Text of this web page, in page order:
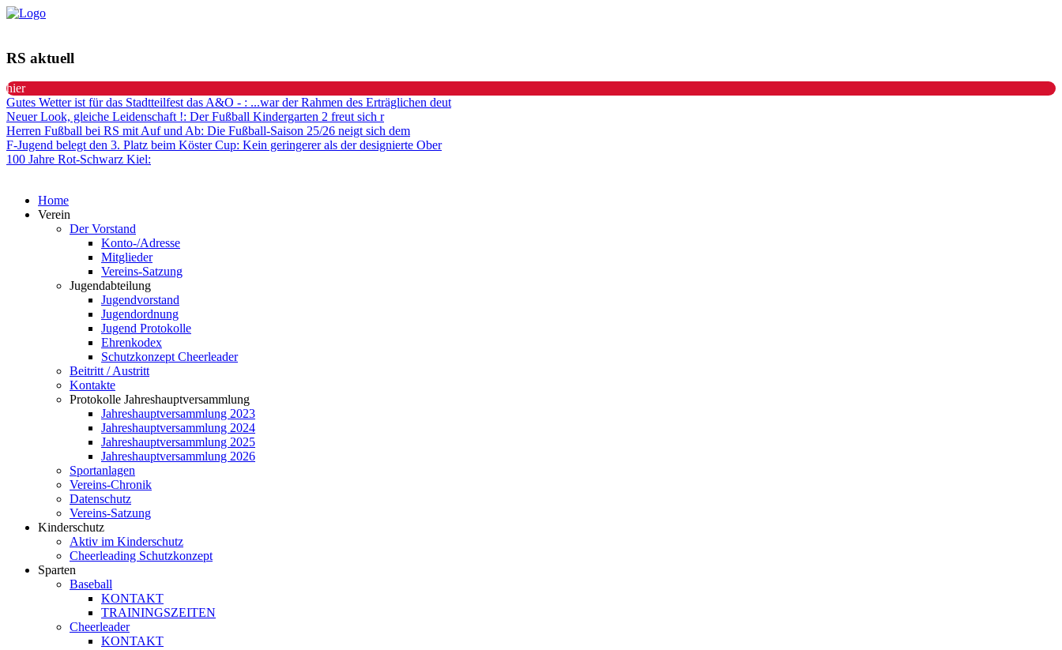
RS aktuell
hier
Gutes Wetter ist für das Stadtteilfest das A&O - : ...war der Rahmen des Erträglichen deut
Neuer Look, gleiche Leidenschaft !: Der Fußball Kindergarten 2 freut sich r
Herren Fußball bei RS mit Auf und Ab: Die Fußball-Saison 25/26 neigt sich dem
F-Jugend belegt den 3. Platz beim Köster Cup: Kein geringerer als der designierte Ober
100 Jahre Rot-Schwarz Kiel:
Home
Verein
Der Vorstand
Konto-/Adresse
Mitglieder
Vereins-Satzung
Jugendabteilung
Jugendvorstand
Jugendordnung
Jugend Protokolle
Ehrenkodex
Schutzkonzept Cheerleader
Beitritt / Austritt
Kontakte
Protokolle Jahreshauptversammlung
Jahreshauptversammlung 2023
Jahreshauptversammlung 2024
Jahreshauptversammlung 2025
Jahreshauptversammlung 2026
Sportanlagen
Vereins-Chronik
Datenschutz
Vereins-Satzung
Kinderschutz
Aktiv im Kinderschutz
Cheerleading Schutzkonzept
Sparten
Baseball
KONTAKT
TRAININGSZEITEN
Cheerleader
KONTAKT